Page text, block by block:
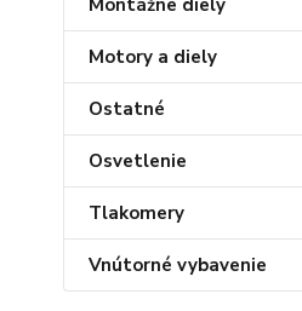
Montážne diely
Motory a diely
Ostatné
Osvetlenie
Tlakomery
Vnútorné vybavenie